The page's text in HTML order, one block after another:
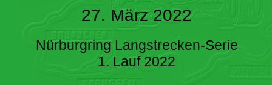
27. März 2022
Nürburgring Langstrecken-Serie
1. Lauf 2022